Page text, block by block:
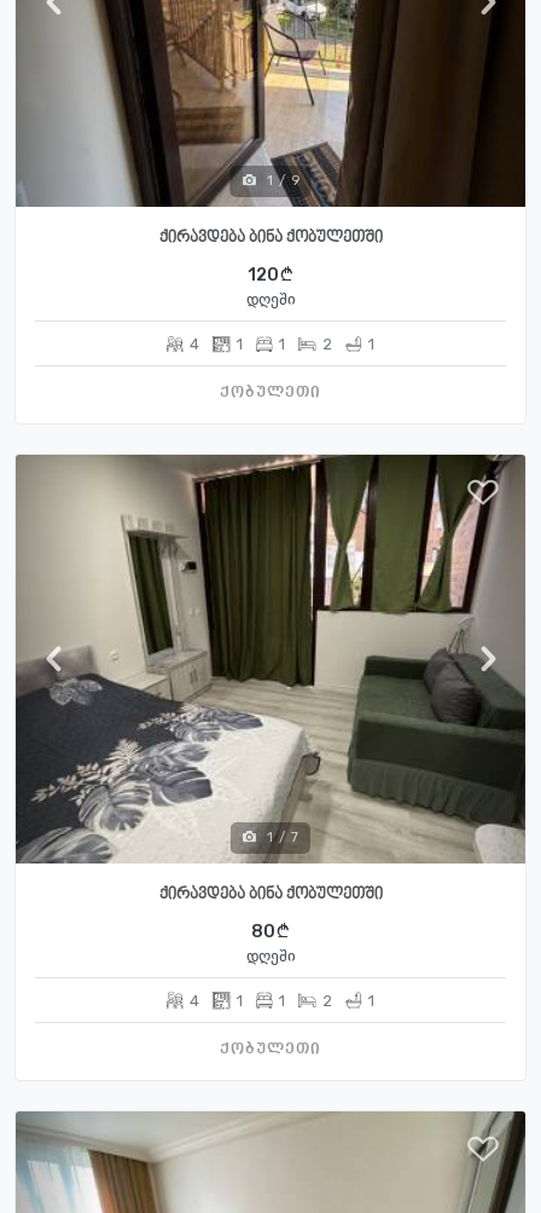
1 / 9
ქირავდება ბინა ქობულეთში
120
დღეში
4 1 1 2 1
ქობულეთი
1 / 7
ქირავდება ბინა ქობულეთში
80
დღეში
4 1 1 2 1
ქობულეთი